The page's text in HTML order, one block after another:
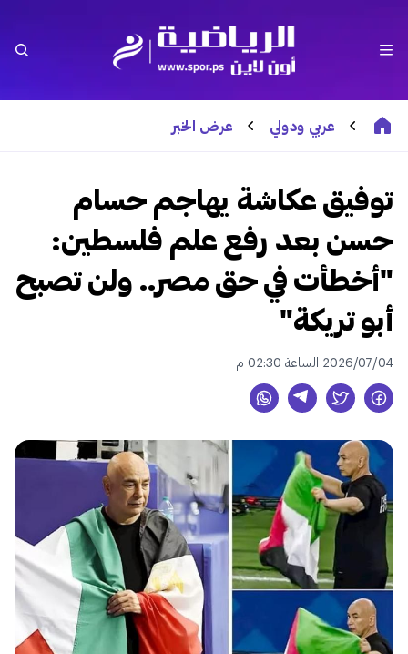
عربي ودولي عرض الخبر
توفيق عكاشة يهاجم حسام
حسن بعد رفع علم فلسطين:
"أخطأت في حق مصر.. ولن تصبح
أبو تريكة"
2026/07/04 الساعة 02:30 م